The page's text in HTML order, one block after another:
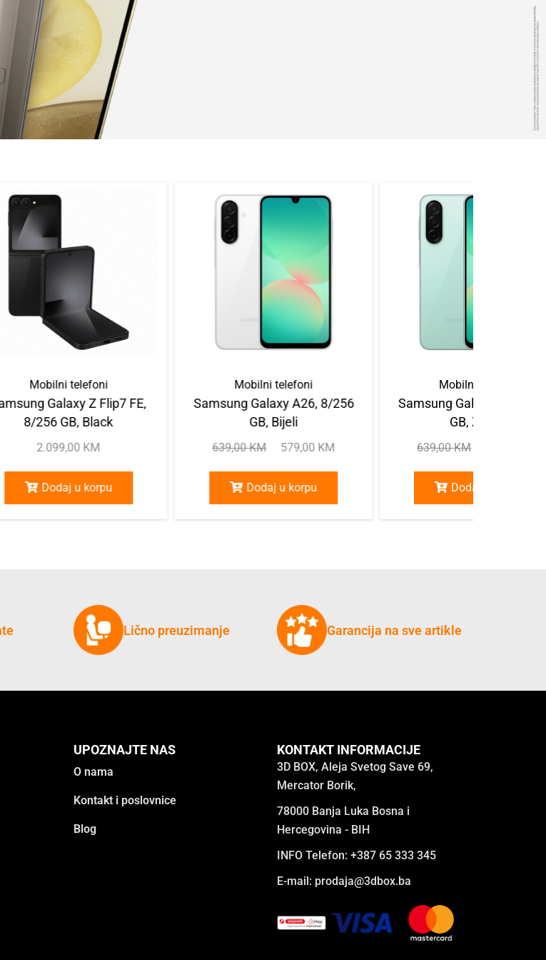
Mobilni telefoni
Galaxy Z Flip7 FE,
8/256 GB, Black
2.099,00 KM
Dodaj u korpu
Mobilni telefoni
Samsung Galaxy A26, 8/256
GB, Bijeli
639,00KM 579,00 KM
Dodaj u korpu
Mobilni telefoni
Samsung Galaxy A26, 8/
GB, Zeleni
639,00KM
Dodaj u korpu
Lično preuzimanje Garancija na sve artikle
UPOZNAJTE NAS
O nama
Kontakt i poslovnice
Blog
KONTAKT INFORMACIJE
3D BOX, Aleja Svetog Save 69,
Mercator Borik,
78000 Banja Luka Bosna i
Hercegovina - BIH
INFO Telefon: +387 65 333 345
E-mail: prodaja@3dbox.ba